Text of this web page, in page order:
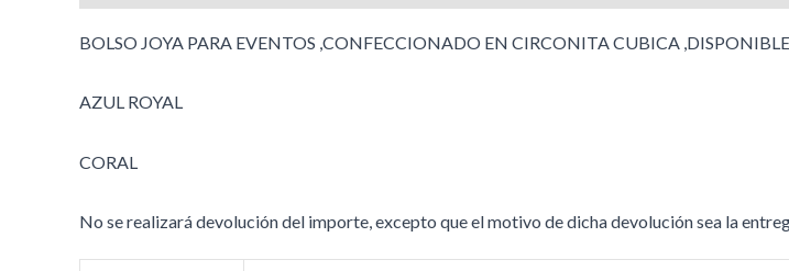
BOLSO JOYA PARA EVENTOS ,CONFECCIONADO EN CIRCONITA CUBICA ,DISPONIBLE
AZUL ROYAL
CORAL
No se realizará devolución del importe, excepto que el motivo de dicha devolución sea la